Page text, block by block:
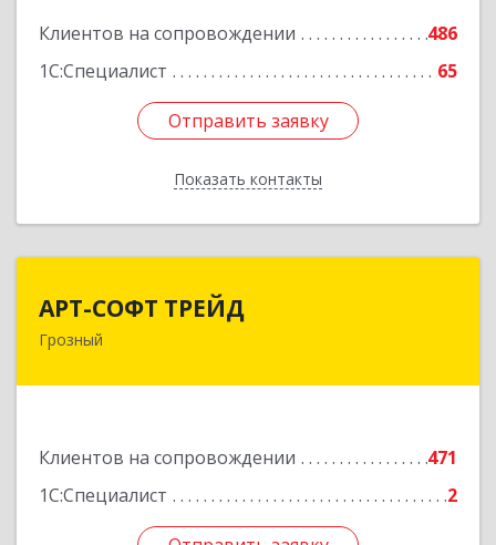
Клиентов на сопровождении
486
1С:Специалист
65
Отправить заявку
Показать контакты
Отправить заявку
Назад
АРТ-СОФТ ТРЕЙД
Грозный
Клиентов на сопровождении
471
1С:Специалист
2
364013, Чеченская Респ, Грозный г, Полярников